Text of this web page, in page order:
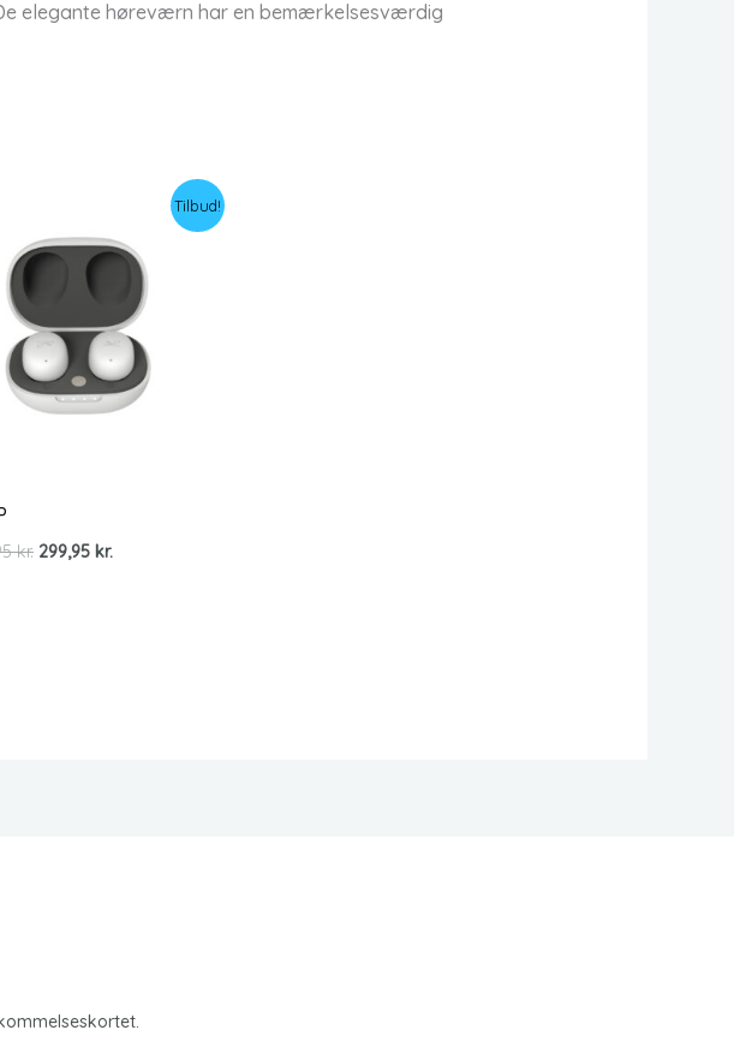
elegante høreværn har en bemærkelsesværdig
Tilbud!
kr. Den
299,95 kr.Den